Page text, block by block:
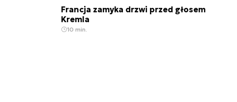
Francja zamyka drzwi przed głosem
Kremla
10 min.